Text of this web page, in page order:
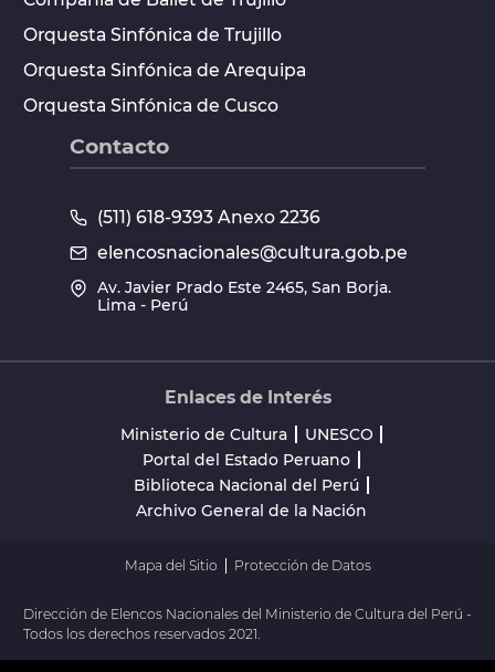
Orquesta Sinfónica de Trujillo
Orquesta Sinfónica de Arequipa
Orquesta Sinfónica de Cusco
Contacto
(511) 618-9393 Anexo 2236
elencosnacionales@cultura.gob.pe
Av. Javier Prado Este 2465, San Borja.
Lima - Perú
Enlaces de Interés
Ministerio de Cultura
UNESCO
Portal del Estado Peruano
Biblioteca Nacional del Perú
Archivo General de la Nación
Mapa del Sitio Protección de Datos
Dirección de Elencos Nacionales del Ministerio de Cultura del Perú -
Todos los derechos reservados 2021.